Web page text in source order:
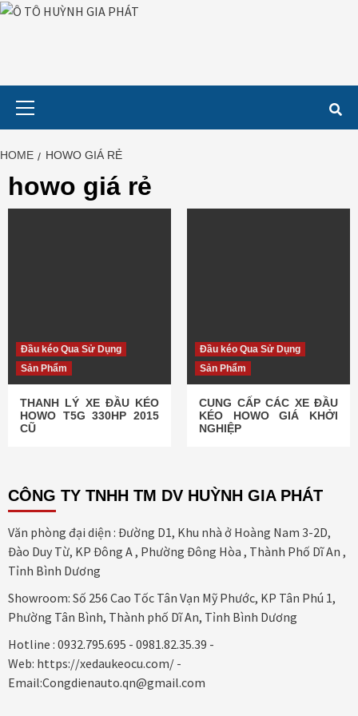
HOME HOWO GIÁ RẺ
howo giá rẻ
Đầu kéo Qua Sử Dụng
Sản Phẩm
THANH LÝ XE ĐẦU KÉO
HOWO T5G 330HP 2015
CŨ
Đầu kéo Qua Sử Dụng
Sản Phẩm
CUNG CẤP CÁC XE ĐẦU
KÉO HOWO GIÁ KHỞI
NGHIỆP
CÔNG TY TNHH TM DV HUỲNH GIA PHÁT
Văn phòng đại diện : Đường D1, Khu nhà ở Hoàng Nam 3-2D,
Đào Duy Từ, KP Đông A , Phường Đông Hòa , Thành Phố Dĩ An ,
Tỉnh Bình Dương
Showroom: Số 256 Cao Tốc Tân Vạn Mỹ Phước, KP Tân Phú 1,
Phường Tân Bình, Thành phố Dĩ An, Tỉnh Bình Dương
Hotline : 0932.795.695 - 0981.82.35.39 -
Web: https://xedaukeocu.com/ -
Email:Congdienauto.qn@gmail.com